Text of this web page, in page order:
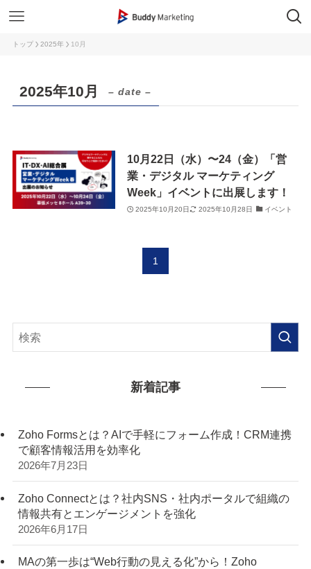
トップ 2025年 10月
2025年10月 – date –
10月22日（水）〜24（金）「営
業・デジタル マーケティング
Week」イベントに出展します！
2025年10月20日 2025年10月28日 イベント
1
新着記事
Zoho Formsとは？AIで手軽にフォーム作成！CRM連携
で顧客情報活用を効率化
2026年7月23日
Zoho Connectとは？社内SNS・社内ポータルで組織の
情報共有とエンゲージメントを強化
2026年6月17日
MAの第一歩は“Web行動の見える化”から！Zoho